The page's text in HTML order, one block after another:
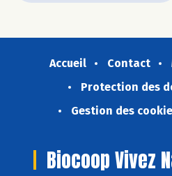
Accueil Contact
Protection des
Gestion des
Biocoop Vivez